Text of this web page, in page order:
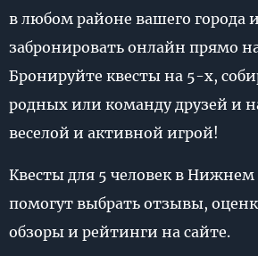
в любом районе вашего города
забронировать онлайн прямо
Бронируйте квесты на 5-х,
родных или команду друзей и
веселой и активной игрой!
Квесты для 5 человек в Нижнем
помогут выбрать отзывы,
обзоры и рейтинги на сайте.